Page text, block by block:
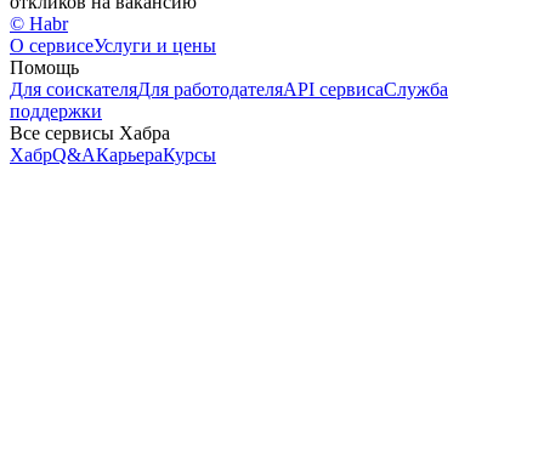
© Habr
О сервисеУслуги и цены
Помощь
Для соискателяДля работодателяAPI сервисаСлужба
поддержки
Все сервисы Хабра
ХабрQ&AКарьераКурсы